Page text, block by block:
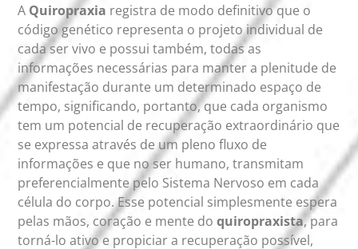
A Quiropraxia registra de modo definitivo que o
código genético representa o projeto individual de
cada ser vivo e possui também, todas as
informações necessárias para manter a plenitude de
manifestação durante um determinado espaço de
tempo, significando, portanto, que cada organismo
tem um potencial de recuperação extraordinário que
se expressa através de um pleno fluxo de
informações e que no ser humano, transmitam
preferencialmente pelo Sistema Nervoso em cada
célula do corpo. Esse potencial simplesmente espera
pelas mãos, coração e mente doquiropraxista, para
torná-lo ativo e propiciar a recuperação possível,